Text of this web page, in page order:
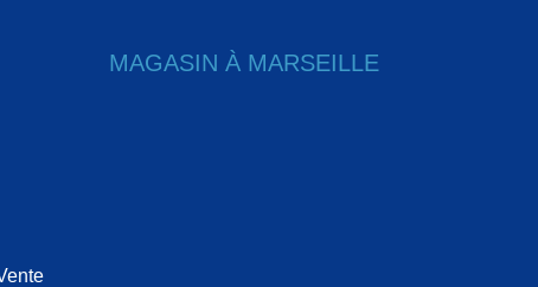
MAGASIN À MARSEILLE